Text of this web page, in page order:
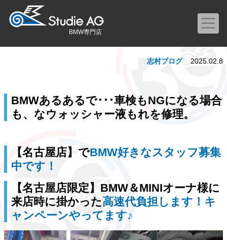
BMW専門店
BMWあるあるで･･･車検もNGになる場合
も、なウォッシャー液もれを修理。
志村ブログ 2025.02.8
【名古屋店】でBMW好きなスタッフ募集
中です！
【名古屋店限定】BMW＆MINIオーナ様に
来店時に掛かった高速代負担します！キ
ャンペーンやってます♪